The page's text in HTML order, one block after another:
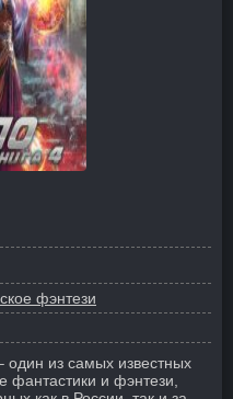
фэнтези
из самых известных
фантастики и фэнтези,